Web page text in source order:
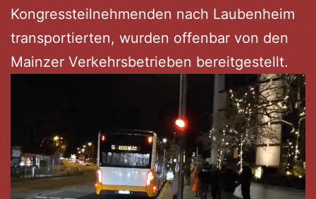
Kongressteilnehmenden nach Laubenheim
transportierten, wurden offenbar von den
Mainzer Verkehrsbetrieben bereitgestellt.